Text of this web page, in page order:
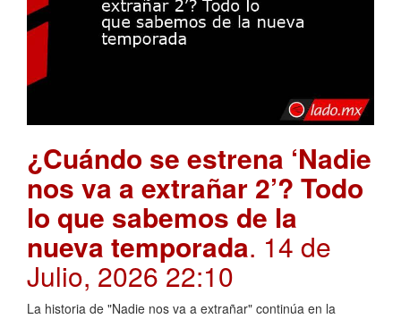
¿Cuándo se estrena ‘Nadie
nos va a extrañar 2’? Todo
lo que sabemos de la
nueva temporada. 14 de
Julio, 2026 22:10
La historia de "Nadie nos va a extrañar" continúa en la